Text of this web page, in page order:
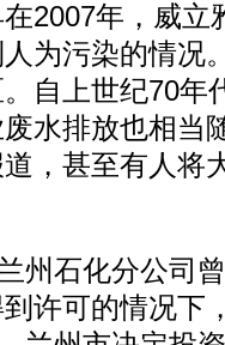
年，威立
为污染的情况
自上世纪70年
水排放也相当
，甚至有人将
石化分公司曾
许可的情况下